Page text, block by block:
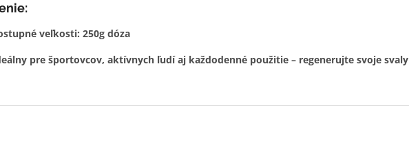
veľkosti: 250g dóza
pre športovcov, aktívnych ľudí aj každodenné použitie – regenerujte svoje